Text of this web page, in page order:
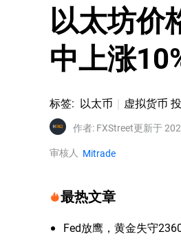
以太坊价
中上涨
标签: 以太币 虚拟货币
作者: FXStreet更新于
审核人 Mitrade
最热文章
Fed放鹰，黄金失守